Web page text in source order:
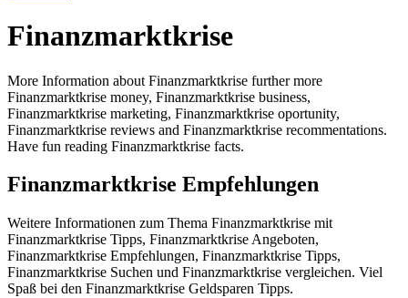
Finanzmarktkrise
More Information about Finanzmarktkrise further more
Finanzmarktkrise money, Finanzmarktkrise business,
Finanzmarktkrise marketing, Finanzmarktkrise oportunity,
Finanzmarktkrise reviews and Finanzmarktkrise recommentations.
Have fun reading Finanzmarktkrise facts.
Finanzmarktkrise Empfehlungen
Weitere Informationen zum Thema Finanzmarktkrise mit
Finanzmarktkrise Tipps, Finanzmarktkrise Angeboten,
Finanzmarktkrise Empfehlungen, Finanzmarktkrise Tipps,
Finanzmarktkrise Suchen und Finanzmarktkrise vergleichen. Viel
Spaß bei den Finanzmarktkrise Geldsparen Tipps.